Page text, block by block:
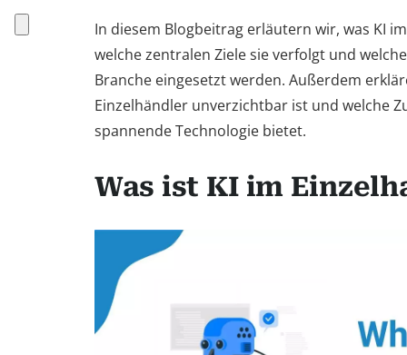
In diesem Blogbeitrag erläutern wir, was KI
welche zentralen Ziele sie verfolgt und
Branche eingesetzt werden. Außerdem
Einzelhändler unverzichtbar ist und welche
spannende Technologie bietet.
Was ist KI im